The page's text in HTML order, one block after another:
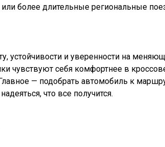
более длительные региональные
устойчивости и уверенности на
чувствуют себя комфортнее в
— подобрать автомобиль к
что все получится.